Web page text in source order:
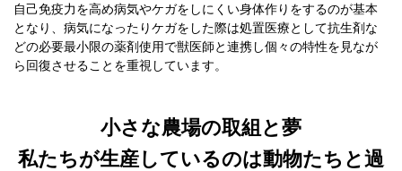
自己免疫力を高め病気やケガをしにくい身体作りをするのが基本
となり、病気になったりケガをした際は処置医療として抗生剤な
どの必要最小限の薬剤使用で獣医師と連携し個々の特性を見なが
ら回復させることを重視しています。
小さな農場の取組と夢
私たちが生産しているのは動物たちと過